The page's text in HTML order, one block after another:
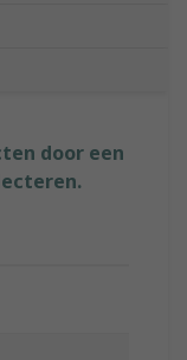
door een